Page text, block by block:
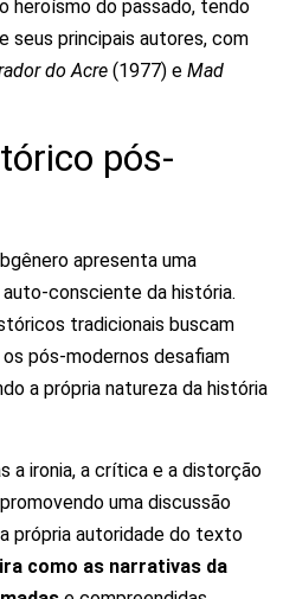
heroísmo do passado, tendo
seus principais autores, com
do Acre (1977) e Mad
pós-
apresenta uma
consciente da história.
tradicionais buscam
pós-modernos desafiam
a própria natureza da história
a ironia, a crítica e a distorção
uma discussão
própria autoridade do texto
como as narrativas da